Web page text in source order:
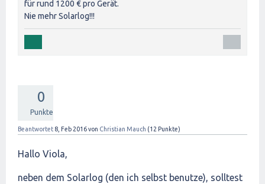
für rund 1200 € pro Gerät.
Nie mehr Solarlog!!!
0
Punkte
Beantwortet 8, Feb 2016von Christian Mauch (12 Punkte)
Hallo Viola,
neben dem Solarlog (den ich selbst benutze), solltest